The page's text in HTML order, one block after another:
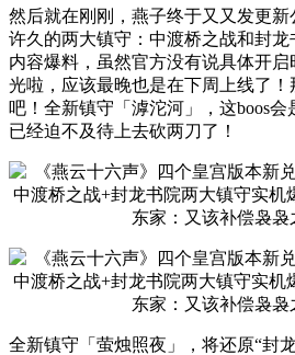
然后就在刚刚，燕子终于又又发更
许久的两大镇守：中渡桥之战和封
内容爆料，虽然官方没有说具体开
光啦，应该最晚也是在下周上线了
吧！全新镇守「滹沱河」，这boos
已经迫不及待上去砍两刀了！
全新镇守「萤烛照夜」，将还原“封